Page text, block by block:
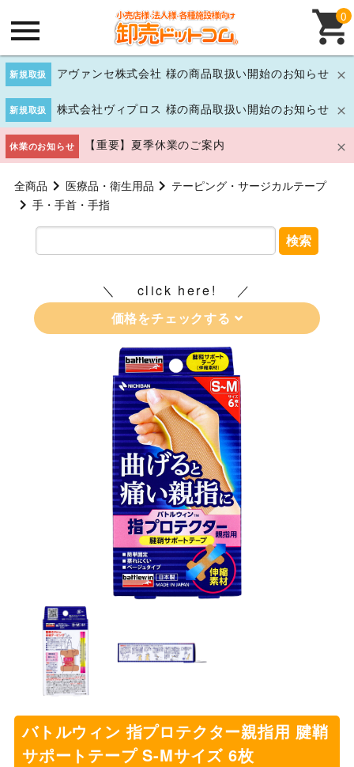
新規取扱 アヴァンセ株式会社 様の商品取扱い開始のお知らせ
新規取扱 株式会社ヴィプロス 様の商品取扱い開始のお知らせ
休業のお知らせ 【重要】夏季休業のご案内
0
全商品 医療品・衛生用品
テーピング・サージカルテープ
手・手首・手指
検索
click here!
価格をチェックする
バトルウィン 指プロテクター親指用 腱鞘
サポートテープ S-Mサイズ 6枚